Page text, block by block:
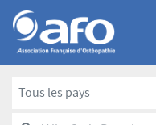
Tous les pays